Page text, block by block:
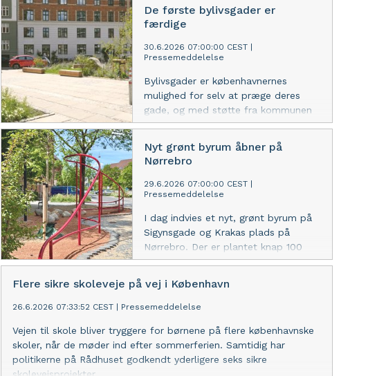
bekæmpe rederne med larver inden
weekenden, og der vil blive opsat
De første bylivsgader er
færdige
30.6.2026 07:00:00 CEST
Pressemeddelelse
Bylivsgader er københavnernes
mulighed for selv at præge deres
gade, og med støtte fra kommunen
til at gøre deres gade mere grøn og
bylivsgader i Ægirsgade og
Thorsgade/Ydunsgade klar, flere er
på vej over sommeren.
Nyt grønt byrum åbner på
Nørrebro
29.6.2026 07:00:00 CEST
Pressemeddelelse
I dag indvies et nyt, grønt byrum på
Sigynsgade og Krakas plads på
Nørrebro. Der er plantet knap 100
nye træer, bygget legezoner og skabt
besøgende.
Flere sikre skoleveje på vej i København
26.6.2026 07:33:52 CEST Pressemeddelelse
Vejen til skole bliver tryggere for børnene på flere københavnske
skoler, når de møder ind efter sommerferien. Samtidig har
politikerne på Rådhuset godkendt yderligere seks sikre